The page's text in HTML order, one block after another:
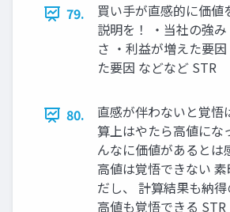
79.
買い手が直感的に価値
説明を！ ・当社の強
さ ・利益が増えた要
た要因 などなど STR
80.
直感が伴わないと覚悟
算上はやたら高値にな
んなに価値があると
高値は覚悟できない
だし、 計算結果も納
高値も覚悟できる STR